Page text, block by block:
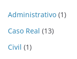
Administrativo (1)
Caso Real (13)
Civil (1)